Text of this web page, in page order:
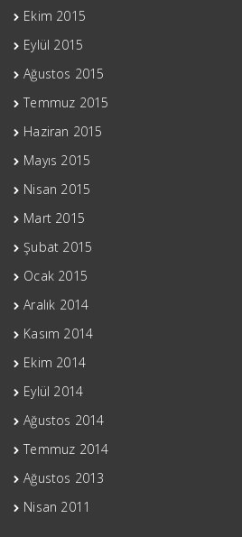
Ekim 2015
Eylül 2015
Ağustos 2015
Temmuz 2015
Haziran 2015
Mayıs 2015
Nisan 2015
Mart 2015
Şubat 2015
Ocak 2015
Aralık 2014
Kasım 2014
Ekim 2014
Eylül 2014
Ağustos 2014
Temmuz 2014
Ağustos 2013
Nisan 2011